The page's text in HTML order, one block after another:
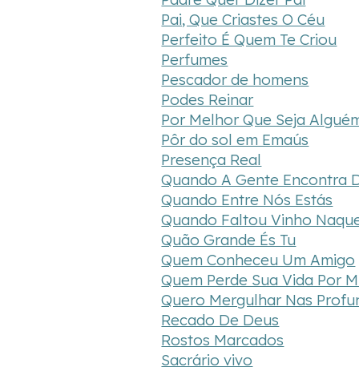
Pai, Que Criastes O Céu
Perfeito É Quem Te Criou
Perfumes
Pescador de homens
Podes Reinar
Por Melhor Que Seja
Pôr do sol em Emaús
Presença Real
Quando A Gente Encontra
Quando Entre Nós Estás
Quando Faltou Vinho
Quão Grande És Tu
Quem Conheceu Um Amigo
Quem Perde Sua Vida Por
Quero Mergulhar Nas
Recado De Deus
Rostos Marcados
Sacrário vivo